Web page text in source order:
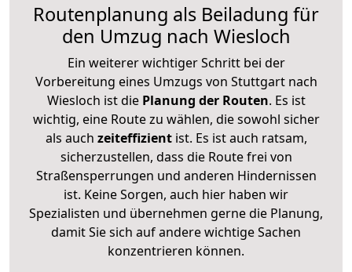
Routenplanung als Beiladung für
den Umzug nach Wiesloch
Ein weiterer wichtiger Schritt bei der
Vorbereitung eines Umzugs von Stuttgart nach
Wiesloch ist diePlanung der Routen. Es ist
wichtig, eine Route zu wählen, die sowohl sicher
als auch zeiteffizientist. Es ist auch ratsam,
sicherzustellen, dass die Route frei von
Straßensperrungen und anderen Hindernissen
ist. Keine Sorgen, auch hier haben wir
Spezialisten und übernehmen gerne die Planung,
damit Sie sich auf andere wichtige Sachen
konzentrieren können.